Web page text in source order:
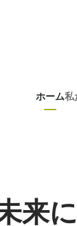
ホーム私
来